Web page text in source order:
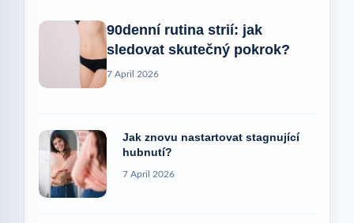
90denní rutina strií: jak
sledovat skutečný pokrok?
7 April 2026
Jak znovu nastartovat stagnující
hubnutí?
7 April 2026